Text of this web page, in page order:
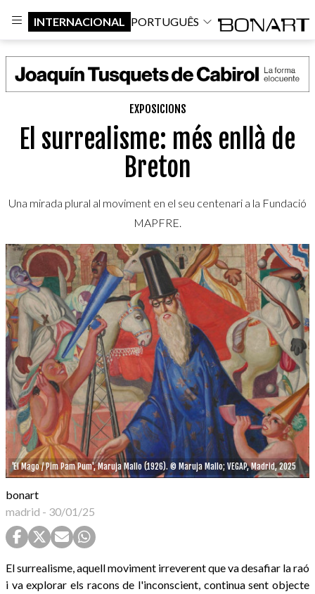
INTERNACIONAL PORTUGUÊS
EXPOSICIONS
El surrealisme: més enllà de
Breton
Una mirada plural al moviment en el seu centenari a la Fundació
MAPFRE.
'El Mago / Pim Pam Pum', Maruja Mallo (1926). © Maruja Mallo; VEGAP, Madrid, 2025
bonart
madrid - 30/01/25
El surrealisme, aquell moviment irreverent que va desafiar la raó
i va explorar els racons de l'inconscient, continua sent objecte